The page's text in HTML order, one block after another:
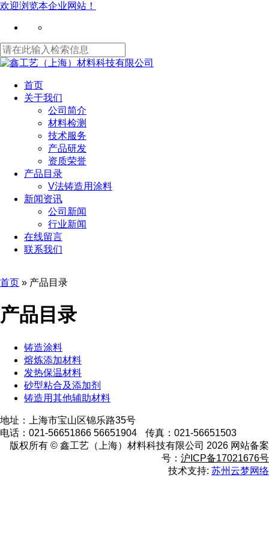
欢迎浏览本企业网站！
首页
关于我们
公司简介
材料检测
技术服务
产品研发
资质荣誉
产品目录
V法铸造用涂料
新闻资讯
公司新闻
行业新闻
在线留言
联系我们
首页 » 产品目录
产品目录
铸造涂料
熔炼添加材料
发热保温材料
砂型粘合及添加剂
铸造用其他辅助材料
地址：上海市宝山区锦乐路35号
电话：021-56651866 56651904
传真：021-56651503
版权所有 © 鑫工艺（上海）材料科技有限公司 2026 网站备案
号： 沪ICP备17021676号
技术支持: 苏州云梦网络